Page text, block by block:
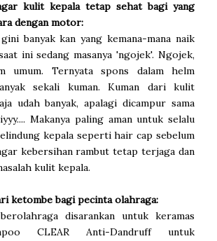
kulit kepala tetap sehat bagi yang
dengan motor:
banyak kan yang kemana-mana naik
ini sedang masanya 'ngojek'. Ngojek,
umum. Ternyata spons dalam helm
sekali kuman. Kuman dari kulit
udah banyak, apalagi dicampur sama
Makanya paling aman untuk selalu
kepala seperti hair cap sebelum
kebersihan rambut tetap terjaga dan
kulit kepala.
ketombe bagi pecinta olahraga:
disarankan untuk keramas
CLEAR Anti-Dandruff untuk